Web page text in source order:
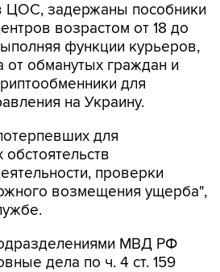
ЦОС, задержаны пособники
возрастом от 18 до
функции курьеров,
от обманутых граждан и
для
на Украину.
для
обстоятельств
проверки
возмещения ущерба",
МВД РФ
дела по ч. 4 ст. 159